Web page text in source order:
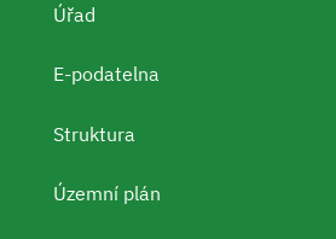
Úřad
E-podatelna
Struktura
Územní plán